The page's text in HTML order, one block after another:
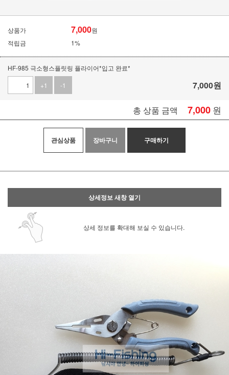
상품가 7,000원
적립금
1%
HF-985 극소형스플릿링 플라이어*입고 완료*
+1
-1 7,000원
총 상품 금액 7,000 원
관심상품 장바구니 구매하기
상세정보 새창 열기
상세 정보를 확대해 보실 수 있습니다.